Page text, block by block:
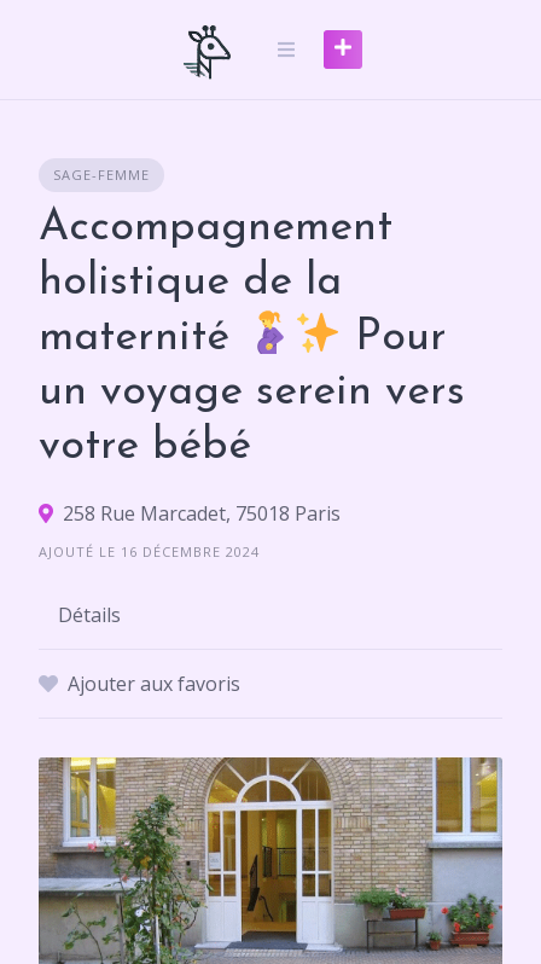
SAGE-FEMME
Accompagnement
holistique de la
maternité
Pour
un voyage serein vers
votre bébé
258 Rue Marcadet, 75018 Paris
AJOUTÉ LE 16 DÉCEMBRE 2024
Détails
Ajouter aux favoris